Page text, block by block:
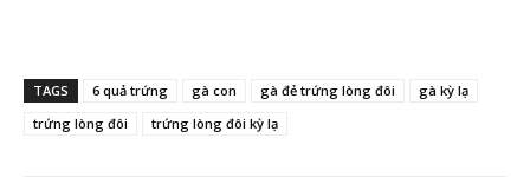
TAGS 6 quả trứng gà con gà đẻ trứng lòng đôi
gà kỳ lạ
trứng lòng đôi
trứng lòng đôi kỳ lạ